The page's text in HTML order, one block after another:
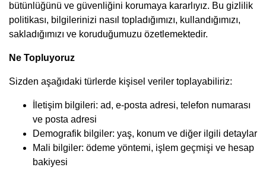
bütünlüğünü ve güvenliğini korumaya kararlıyız. Bu gizlilik
politikası, bilgilerinizi nasıl topladığımızı, kullandığımızı,
sakladığımızı ve koruduğumuzu özetlemektedir.
Ne Topluyoruz
Sizden aşağıdaki türlerde kişisel veriler toplayabiliriz:
İletişim bilgileri: ad, e-posta adresi, telefon numarası
ve posta adresi
Demografik bilgiler: yaş, konum ve diğer ilgili detaylar
Mali bilgiler: ödeme yöntemi, işlem geçmişi ve hesap
bakiyesi